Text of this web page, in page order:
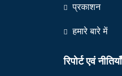
प्रकाशन
हमारे बारे में
रिपोर्ट एवं नीतियाँ